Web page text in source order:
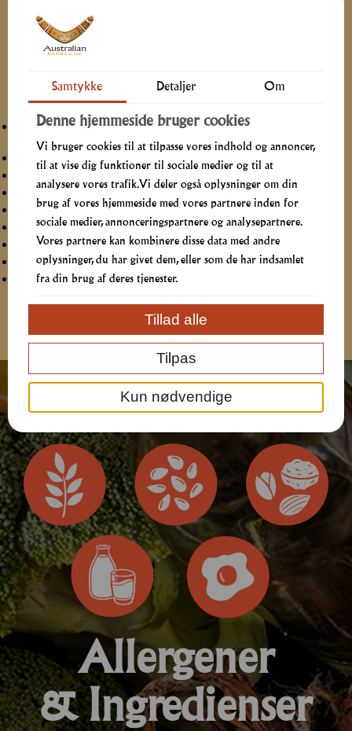
Beskrivelse
Er du klar til grillfest?
BBQ Buffet leveres i hele Nordjylland uanset årstid
Outback Barbecue Ribs. Spareribs stegt i hjemmelavet BBQ
sauce
Chicken Drumsticks, lækkert krydrede kyllingeunderlår
BBQ marineret skinke, letkrydret, mør og saftig
BBQ-Wings, lækkert krydrede kyllingevinger
Bagte kartofler med BBQ- og hvidløgssmør
Hjemmelavet kold kartoffelsalat med rødløg
Coleslaw med gulerod og hvidkål
Årstidens blandede salat med hjemmelavet Ranch Dressing
Tacochips med hjemmelavet tomat-taco dip
Ønsker du at bestille telefonisk eller har du spørgsmål, kan du ringe
til os tirsdag-lørdag i vores telefontid.
Allergener
& Ingredienser
Samtykke Detaljer Om
Denne hjemmeside bruger cookies
Vi bruger cookies til at tilpasse vores indhold og annoncer,
til at vise dig funktioner til sociale medier og til at
analysere vores trafik. Vi deler også oplysninger om din
brug af vores hjemmeside med vores partnere inden for
sociale medier, annonceringspartnere og analysepartnere.
Vores partnere kan kombinere disse data med andre
oplysninger, du har givet dem, eller som de har indsamlet
fra din brug af deres tjenester.
Kun nødvendige
Tilpas
Tillad alle